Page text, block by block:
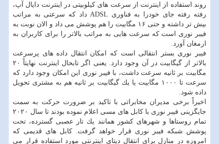
روند استفاده از اینترنت از سرعت های كیلوبیتی در اینترنت دایال آپ،
رفته رفته جای خودرا به فناوری ADSL داد كه سرعتی به مراتب
بیش تر داشته و حتی ۱۶ مگابیت را هم پوشش می داد و الان نوبت به
فیبر نوری است كه سرعت هایی به مراتب بالاتر را برای كاربران به
ارمغان آورد.
فیبر نوری بستر انتقالی است كه امكان انتقال داده های پرسرعت
بالاتر از گیگابیت در آن وجود دارد. یعنی اگر تابحال اینترنت نهایتاً ۲۰
مگابیت بر ثانیه سرعت داشت، با فیبر نوری این امكان وجود دارد كه
سرعت تا ۱۰۰۰ مگابیت یا یك گیگابیت بر ثانیه هم به مشتری تحویل
داده شود.
اخیراً برخی مدیران مخابراتی با تاكید بر ضرورت حركت به سمت
جایگزینی فیبر نوری با كابل های مسی اعلام نموده بودند تا سال ۲۰۲۰
تمام روستاها و شهرهای كشور همانند یك تار عصبی گسترده، تحت
پوشش شبكه فیبر نوری قرار خواهد گرفت. كابل های قدیمی كه
امروزه در منازل برای انتقال دیتای اینترنتی مورد استفاده قرار می